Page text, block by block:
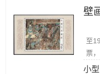
壁
我
至
票
小